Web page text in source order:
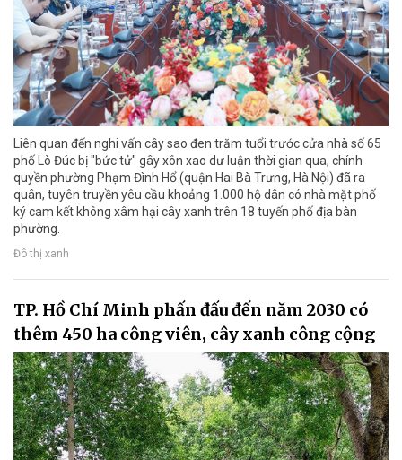
Liên quan đến nghi vấn cây sao đen trăm tuổi trước cửa nhà số 65
phố Lò Đúc bị "bức tử" gây xôn xao dư luận thời gian qua, chính
quyền phường Phạm Đình Hổ (quận Hai Bà Trưng, Hà Nội) đã ra
quân, tuyên truyền yêu cầu khoảng 1.000 hộ dân có nhà mặt phố
ký cam kết không xâm hại cây xanh trên 18 tuyến phố địa bàn
phường.
Đô thị xanh
TP. Hồ Chí Minh phấn đấu đến năm 2030 có
thêm 450 ha công viên, cây xanh công cộng